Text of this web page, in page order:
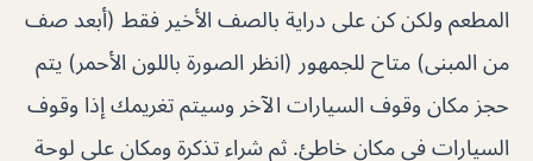
المطعم ولكن كن على دراية بالصف الأخير فقط (أبعد صف
من المبنى) متاح للجمهور (انظر الصورة باللون الأحمر) يتم
حجز مكان وقوف السيارات الآخر وسيتم تغريمك إذا وقوف
السيارات في مكان خاطئ. ثم شراء تذكرة ومكان على لوحة